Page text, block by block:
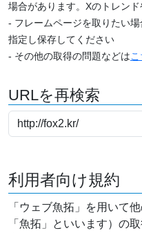
場合があります。Xのトレンド
- フレームページを取りたい
指定し保存してください
- その他の取得の問題などはこ
URLを再検索
利用者向け規約
「ウェブ魚拓」を用いて
「魚拓」といいます）の